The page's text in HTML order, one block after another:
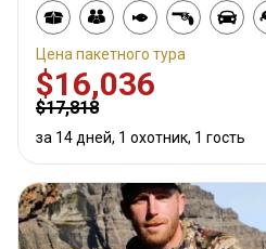
Цена пакетного тура
$16,036
$17,818
за 14 дней, 1 охотник, 1 гость